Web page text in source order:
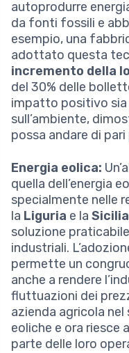
autoprodurre
da fonti fossili e
esempio, una
adottato questa
incremento della
del 30% delle
impatto positivo sia
sull’ambiente,
possa andare di
Energia eolica:
quella dell’energia
specialmente nelle
la Liguria e la Sicilia
soluzione
industriali.
permette un
anche a rendere
fluttuazioni dei
azienda agricola
eoliche e ora riesce
parte delle loro